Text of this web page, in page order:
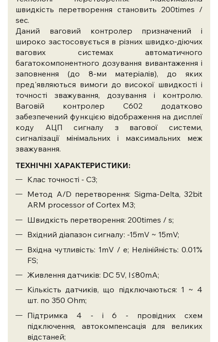
швидкість перетворення становить 200times /
sec.
Даний ваговий контролер призначений і
широко застосовується в різних швидко-діючих
вагових системах автоматичного
багатокомпонентного дозування вивантаження і
заповнення (до 8-ми матеріалів), до яких
пред'являються вимоги до високої швидкості і
точності зважування, дозування і контролю.
Ваговій контролер C602 додатково
забезпечений функцією відображення на дисплеї
коду АЦП сигналу з вагової системи,
сигналізації мінімальних і максимальних меж
зважування.
ТЕХНІЧНІ ХАРАКТЕРИСТИКИ:
Клас точності - С3;
Метод А/D перетворення: Sigma-Delta, 32bit
ARM processor of Cortex M3;
Швидкість перетворення: 200times / s;
Вхідний діапазон сигналу: -15mV ~ 15mV;
Вхідна чутливість: 1mV / e; Нелінійність: 0.01%
FS;
Живлення датчиків: DC 5V, I≤80mA;
Кількість датчиків, що підключаються: 1 ~ 4
шт. по 350 Ohm;
Підтримка 4 - і 6 - провідних схем
підключення, автокомпенсація для великих
відстаней;